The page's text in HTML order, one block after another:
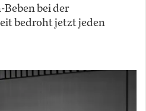
bei der
bedroht jetzt jeden